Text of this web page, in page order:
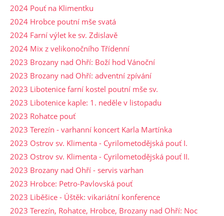
2024 Pouť na Klimentku
2024 Hrobce poutní mše svatá
2024 Farní výlet ke sv. Zdislavě
2024 Mix z velikonočního Třídenní
2023 Brozany nad Ohří: Boží hod Vánoční
2023 Brozany nad Ohří: adventní zpívání
2023 Libotenice farní kostel poutní mše sv.
2023 Libotenice kaple: 1. neděle v listopadu
2023 Rohatce pouť
2023 Terezín - varhanní koncert Karla Martínka
2023 Ostrov sv. Klimenta - Cyrilometodějská pouť I.
2023 Ostrov sv. Klimenta - Cyrilometodějská pouť II.
2023 Brozany nad Ohří - servis varhan
2023 Hrobce: Petro-Pavlovská pouť
2023 Liběšice - Úštěk: vikariátní konference
2023 Terezín, Rohatce, Hrobce, Brozany nad Ohří: Noc